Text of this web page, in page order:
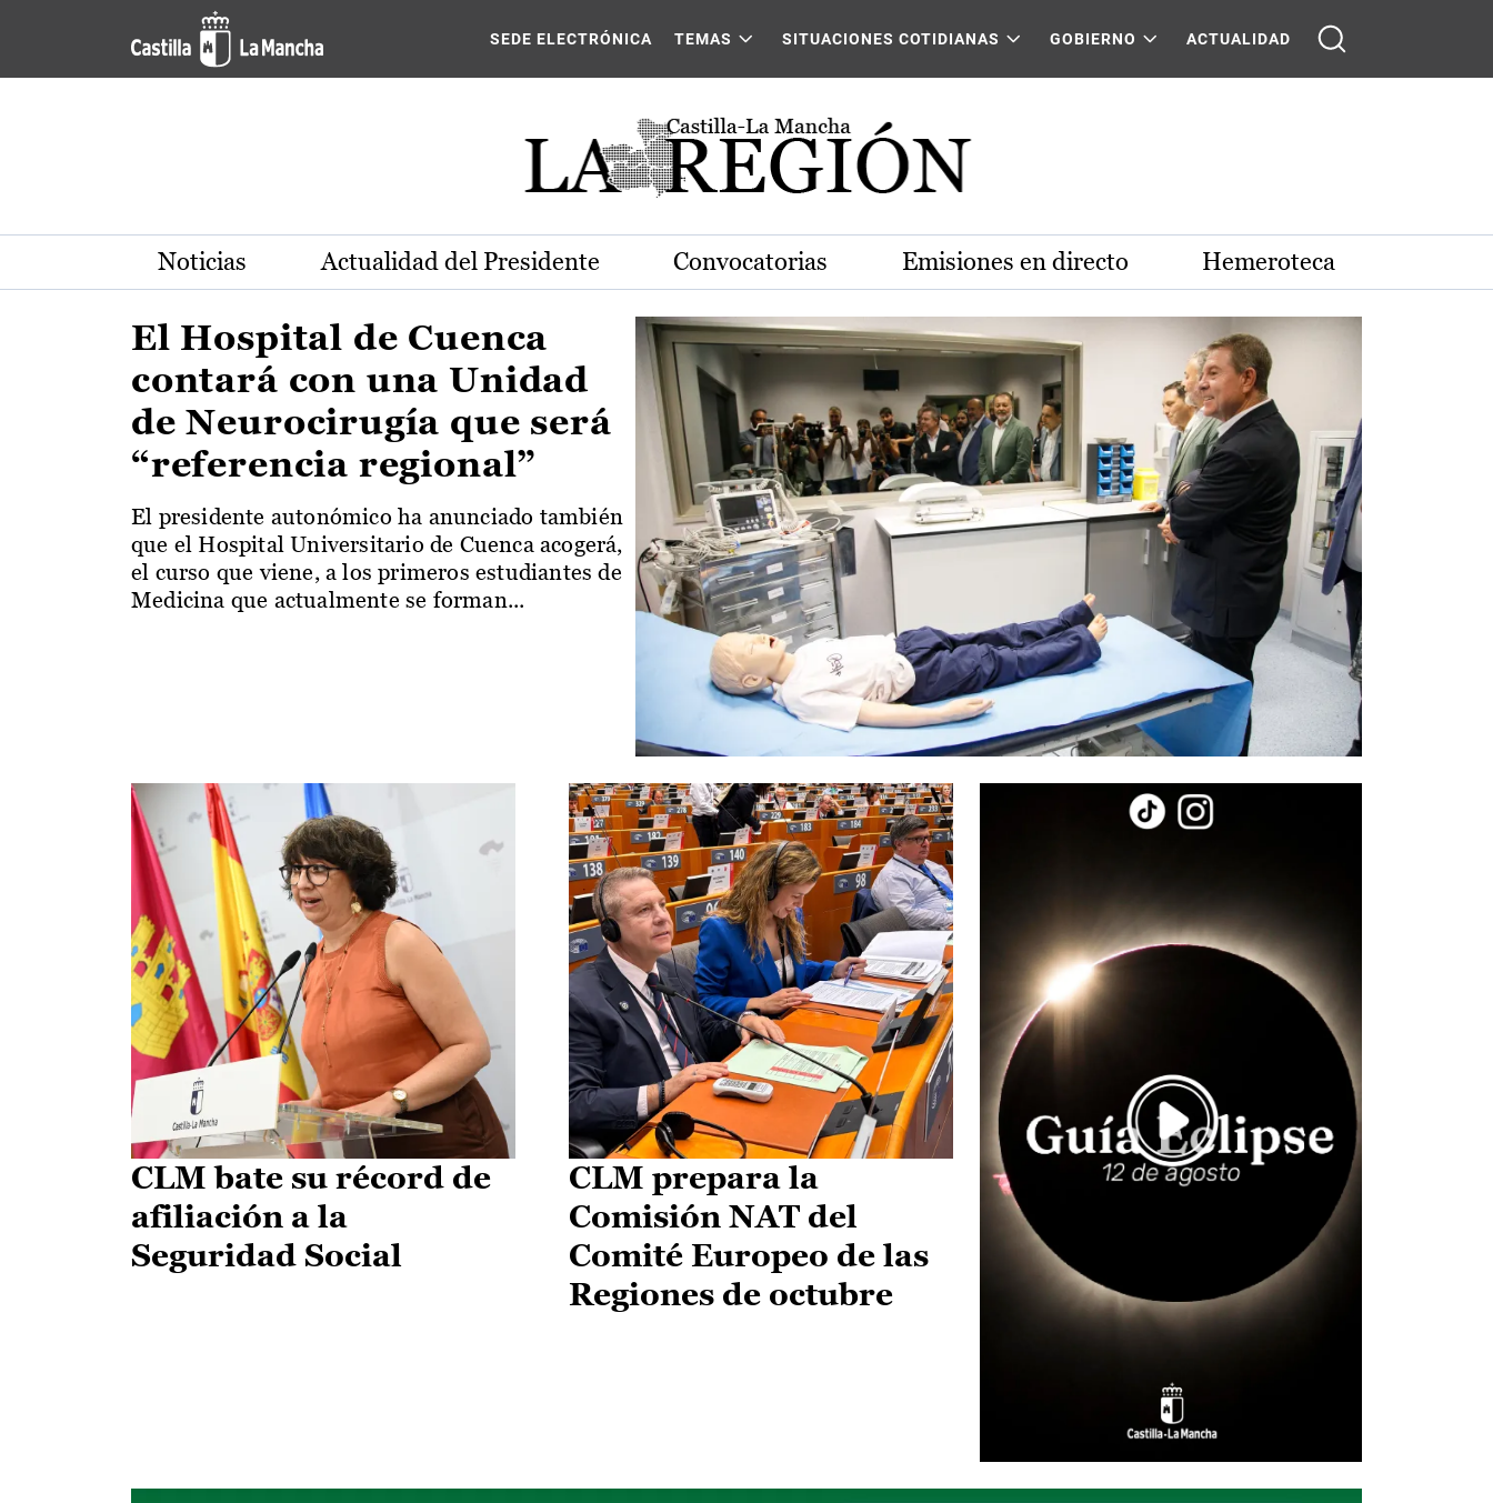
Pasar al contenido principal
Actualidad de la región de Castilla-La Mancha
SEDE ELECTRÓNICA TEMAS SITUACIONES COTIDIANAS GOBIERNO ACTUALIDAD
Noticias Actualidad del Presidente Convocatorias Emisiones en directo Hemeroteca
El Hospital de Cuenca
contará con una Unidad
de Neurocirugía que será
“referencia regional”
El presidente autonómico ha anunciado también
que el Hospital Universitario de Cuenca acogerá,
el curso que viene, a los primeros estudiantes de
Medicina que actualmente se forman...
CLM bate su récord de
afiliación a la
Seguridad Social
CLM prepara la
Comisión NAT del
Comité Europeo de las
Regiones de octubre